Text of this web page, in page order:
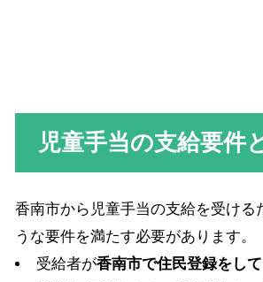
児童手当の支給要件
香南市から児童手当の支給を受ける
うな要件を満たす必要があります。
受給者が香南市で住民登録をし